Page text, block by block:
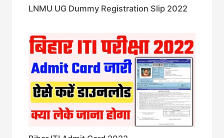
LNMU UG Dummy Registration Slip 2022